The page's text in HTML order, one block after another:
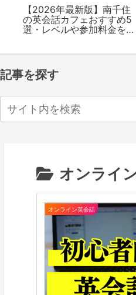
【2026年最新版】南千住
の英会話カフェおすすめ5
選・レベルや参加料金を
記事を探す
オンライ
オンライン英会話